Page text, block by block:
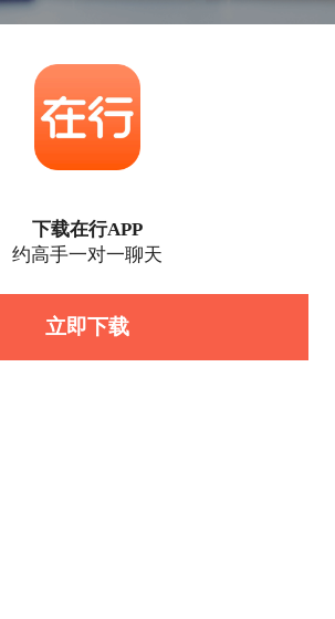
下载在行APP
约高手一对一聊天
立即下载